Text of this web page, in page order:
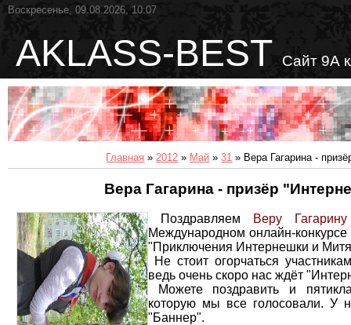
Воскресенье, 09.08.2026, 10:07
AKLASS-BEST Сайт 9А
Главная » 2012 » Май » 31 » Вера Гагарина -
Вера Гагарина - призёр
Поздравляем Веру Гагарину
Международном онлайн-
"Приключения Интернешки и
Не стоит огорчаться
ведь очень скоро нас ждёт
Можете поздравить и
которую мы все голосовали. У
"Баннер".